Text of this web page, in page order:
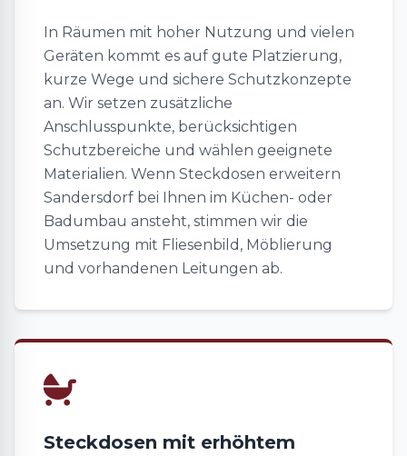
In Räumen mit hoher Nutzung und vielen
Geräten kommt es auf gute Platzierung,
kurze Wege und sichere Schutzkonzepte
an. Wir setzen zusätzliche
Anschlusspunkte, berücksichtigen
Schutzbereiche und wählen geeignete
Materialien. Wenn Steckdosen erweitern
Sandersdorf bei Ihnen im Küchen- oder
Badumbau ansteht, stimmen wir die
Umsetzung mit Fliesenbild, Möblierung
und vorhandenen Leitungen ab.
Steckdosen mit erhöhtem